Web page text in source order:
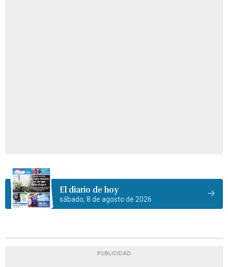
El diario de hoy
sábado, 8 de agosto de 2026
PUBLICIDAD